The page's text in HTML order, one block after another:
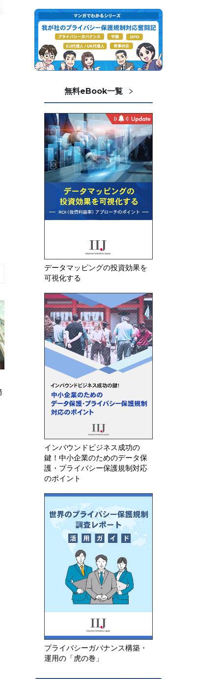
シンガポール 生成AIにおける個
人データの利用に関するガイドラ
インを公表
無料eBook一覧
データマッピングの投資効果を
可視化する
インバウンドビジネス成功の
鍵！中小企業のためのデータ保
護・プライバシー保護規制対応
のポイント
プライバシーガバナンス構築・
運用の「虎の巻」